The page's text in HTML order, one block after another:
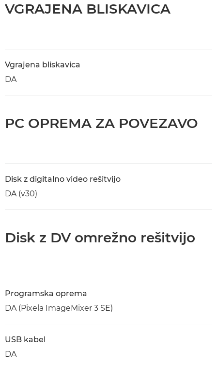
VGRAJENA BLISKAVICA
Vgrajena bliskavica
DA
PC OPREMA ZA POVEZAVO
Disk z digitalno video rešitvijo
DA (v30)
Disk z DV omrežno rešitvijo
Programska oprema
DA (Pixela ImageMixer 3 SE)
USB kabel
DA